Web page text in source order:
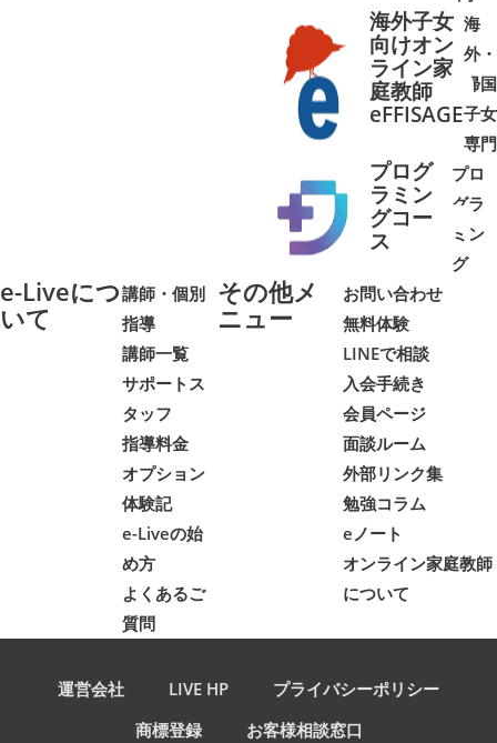
海外子女
向けオン
ライン家
庭教師
eFFISAGE
海
外・
帰国
子女
専門
➜➜
プログ
ラミン
グコー
ス
プロ
グラ
ミン
グ
➜➜
e-Liveにつ
いて
講師・個別
指導
講師一覧
サポートス
タッフ
指導料金
オプション
体験記
e-Liveの始
め方
よくあるご
質問
その他メ
ニュー
お問い合わせ
無料体験
LINEで相談
入会手続き
会員ページ
面談ルーム
外部リンク集
勉強コラム
eノート
オンライン家庭教師
について
運営会社 LIVE HP
プライバシーポリシー
商標登録
お客様相談窓口